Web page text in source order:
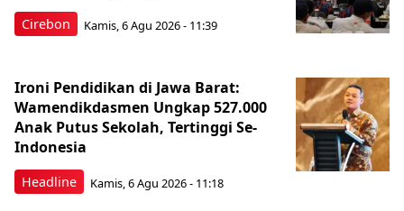
Cirebon Kamis, 6 Agu 2026 - 11:39
Headline
Ironi Pendidikan di Jawa Barat:
Wamendikdasmen Ungkap 527.000
Anak Putus Sekolah, Tertinggi Se-
Indonesia
Kamis, 6 Agu 2026 - 11:18